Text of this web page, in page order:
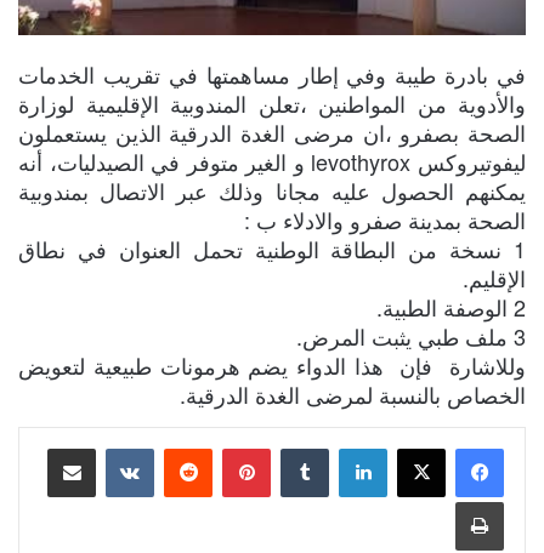
في بادرة طيبة وفي إطار مساهمتها في تقريب الخدمات
والأدوية من المواطنين ،تعلن المندوبية الإقليمية لوزارة
الصحة بصفرو ،ان مرضى الغدة الدرقية الذين يستعملون
ليفوتيروكس levothyrox و الغير متوفر في الصيدليات، أنه
يمكنهم الحصول عليه مجانا وذلك عبر الاتصال بمندوبية
الصحة بمدينة صفرو والادلاء ب :
1 نسخة من البطاقة الوطنية تحمل العنوان في نطاق
الإقليم.
2 الوصفة الطبية.
3 ملف طبي يثبت المرض.
وللاشارة فإن هذا الدواء يضم هرمونات طبيعية لتعويض
الخصاص بالنسبة لمرضى الغدة الدرقية.
لينكدإن بينتيريست مشاركة عبر البريد
طباعة